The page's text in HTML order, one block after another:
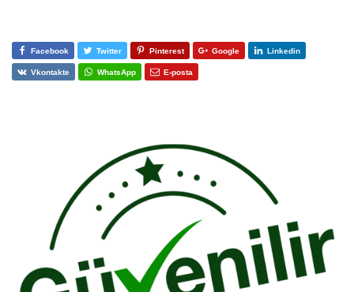
Facebook Twitter Pinterest Google Linkedin
Vkontakte WhatsApp E-posta